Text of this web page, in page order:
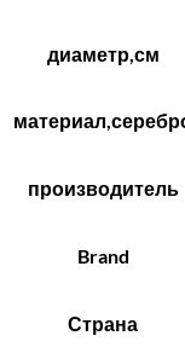
диаметр,см
производитель
Brand
Страна